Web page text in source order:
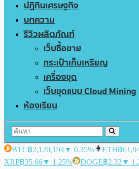
ปฏิทินเศรษฐกิจ
บทความ
รีวิวผลิตภัณฑ์
เว็บซื้อขาย
กระเป๋าเก็บเหรียญ
เครื่องขุด
เว็บขุดแบบ Cloud Mining
ห้องเรียน
BTC฿2,120,194▼ 0.35% ETH฿
XRP฿35.66▼ 1.25% DOGE฿2.32 ▼